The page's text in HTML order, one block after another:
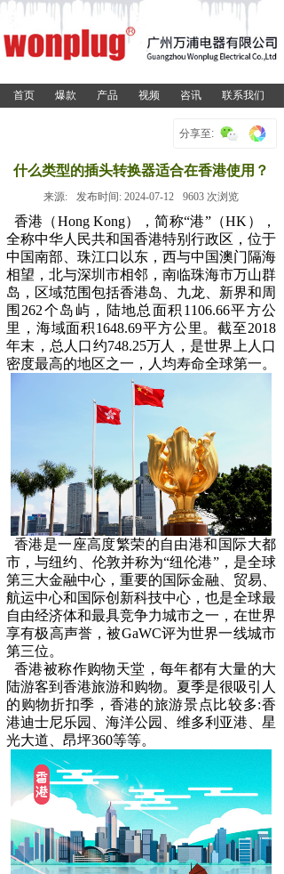
首页 爆款 产品 视频 咨讯 联系我们
分享至:
什么类型的插头转换器适合在香港使用？
来源: 发布时间: 2024-07-12 9603 次浏览
香港（Hong Kong），简称“港”（HK），
全称中华人民共和国香港特别行政区，位于
中国南部、 珠江口 以东，西与中国澳门 隔海
相望，北与深圳市相邻，南临珠海市万山群
岛，区域范围包括香港岛 九龙 新界和周
围262个岛屿，陆地总面积1106.66平方公
里，海域面积1648.69平方公里。截至2018
年末，总人口约748.25万人，是世界上人口
密度最高的地区之一，人均寿命全球第一。
香港是一座高度繁荣的自由港和 国际大都
市 ，与纽约、伦敦并称为“纽伦港”，是全球
第三大金融中心 ，重要的国际金融、贸易、
航运中心和国际创新科技中心 ，也是全球最
自由经济体和最具竞争力城市之一，在世界
享有极高声誉，被GaWC评为世界一线城市
第三位。
香港被称作购物天堂 ，每年都有大量的大
陆游客到香港旅游和购物。夏季是很吸引人
的购物折扣季，香港的旅游景点比较多:香
港迪士尼乐园
、海洋公园、 维多利亚港 、星
光大道、 昂坪360等等。